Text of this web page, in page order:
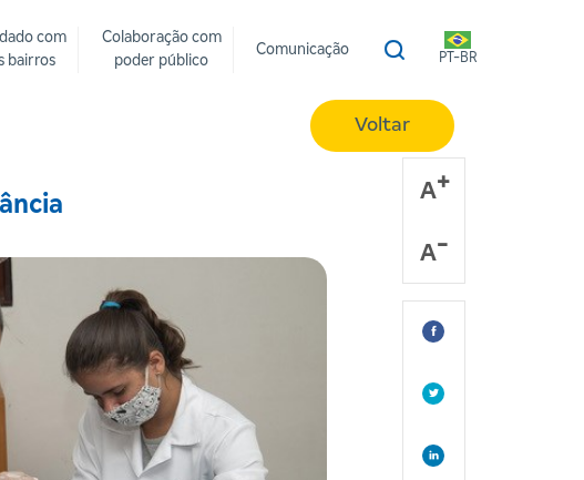
com
bairros
Colaboração com
poder público
Comunicação
PT-BR
Voltar
A
A